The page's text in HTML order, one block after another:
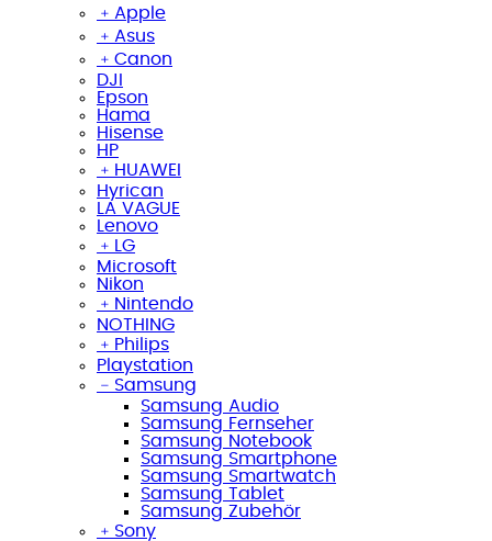
﹢ Apple
﹢ Asus
﹢ Canon
DJI
Epson
Hama
Hisense
HP
﹢ HUAWEI
Hyrican
LA VAGUE
Lenovo
﹢
LG
Microsoft
Nikon
﹢ Nintendo
NOTHING
﹢ Philips
Playstation
﹣ Samsung
Samsung Audio
Samsung Fernseher
Samsung Notebook
Samsung Smartphone
Samsung Smartwatch
Samsung Tablet
Samsung Zubehör
﹢ Sony